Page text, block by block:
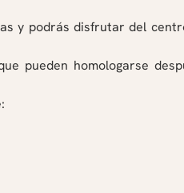
y podrás disfrutar del
pueden homologarse